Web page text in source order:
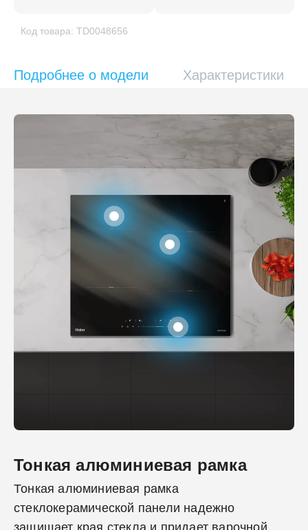
Код товара: TD0048656
Подробнее о модели Характеристики
Тонкая алюминиевая рамка
Тонкая алюминиевая рамка
стеклокерамической панели надежно
защищает края стекла и придает варочной